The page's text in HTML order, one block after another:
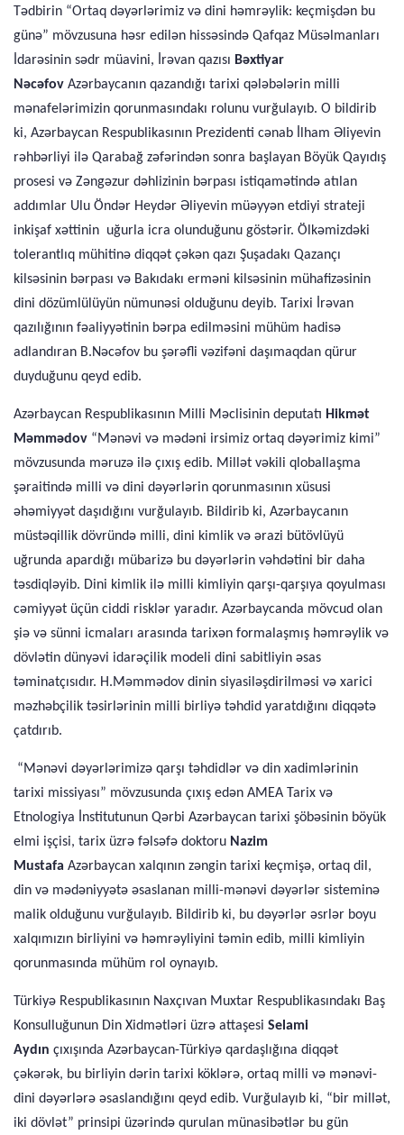
Tədbirin “Ortaq dəyərlərimiz və dini həmrəylik: keçmişdən bu
günə” mövzusuna həsr edilən hissəsində Qafqaz Müsəlmanları
İdarəsinin sədr müavini, İrəvan qazısı Bəxtiyar
Nəcəfov Azərbaycanın qazandığı tarixi qələbələrin milli
mənafelərimizin qorunmasındakı rolunu vurğulayıb. O bildirib
ki, Azərbaycan Respublikasının Prezidenti cənab İlham Əliyevin
rəhbərliyi ilə Qarabağ zəfərindən sonra başlayan Böyük Qayıdış
prosesi və Zəngəzur dəhlizinin bərpası istiqamətində atılan
addımlar Ulu Öndər Heydər Əliyevin müəyyən etdiyi strateji
inkişaf xəttinin uğurla icra olunduğunu göstərir. Ölkəmizdəki
tolerantlıq mühitinə diqqət çəkən qazı Şuşadakı Qazançı
kilsəsinin bərpası və Bakıdakı erməni kilsəsinin mühafizəsinin
dini dözümlülüyün nümunəsi olduğunu deyib. Tarixi İrəvan
qazılığının fəaliyyətinin bərpa edilməsini mühüm hadisə
adlandıran B.Nəcəfov bu şərəfli vəzifəni daşımaqdan qürur
duyduğunu qeyd edib.
Azərbaycan Respublikasının Milli Məclisinin deputatı Hikmət
Məmmədov “Mənəvi və mədəni irsimiz ortaq dəyərimiz kimi”
mövzusunda məruzə ilə çıxış edib. Millət vəkili qloballaşma
şəraitində milli və dini dəyərlərin qorunmasının xüsusi
əhəmiyyət daşıdığını vurğulayıb. Bildirib ki, Azərbaycanın
müstəqillik dövründə milli, dini kimlik və ərazi bütövlüyü
uğrunda apardığı mübarizə bu dəyərlərin vəhdətini bir daha
təsdiqləyib. Dini kimlik ilə milli kimliyin qarşı-qarşıya qoyulması
cəmiyyət üçün ciddi risklər yaradır. Azərbaycanda mövcud olan
şiə və sünni icmaları arasında tarixən formalaşmış həmrəylik və
dövlətin dünyəvi idarəçilik modeli dini sabitliyin əsas
təminatçısıdır. H.Məmmədov dinin siyasiləşdirilməsi və xarici
məzhəbçilik təsirlərinin milli birliyə təhdid yaratdığını diqqətə
çatdırıb.
“Mənəvi dəyərlərimizə qarşı təhdidlər və din xadimlərinin
tarixi missiyası” mövzusunda çıxış edən AMEA Tarix və
Etnologiya İnstitutunun Qərbi Azərbaycan tarixi şöbəsinin böyük
elmi işçisi, tarix üzrə fəlsəfə doktoru Nazim
Mustafa Azərbaycan xalqının zəngin tarixi keçmişə, ortaq dil,
din və mədəniyyətə əsaslanan milli-mənəvi dəyərlər sisteminə
malik olduğunu vurğulayıb. Bildirib ki, bu dəyərlər əsrlər boyu
xalqımızın birliyini və həmrəyliyini təmin edib, milli kimliyin
qorunmasında mühüm rol oynayıb.
Türkiyə Respublikasının Naxçıvan Muxtar Respublikasındakı Baş
Konsulluğunun Din Xidmətləri üzrə attaşesi Selami
Aydın çıxışında Azərbaycan-Türkiyə qardaşlığına diqqət
çəkərək, bu birliyin dərin tarixi köklərə, ortaq milli və mənəvi-
dini dəyərlərə əsaslandığını qeyd edib. Vurğulayıb ki, “bir millət,
iki dövlət” prinsipi üzərində qurulan münasibətlər bu gün